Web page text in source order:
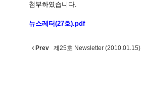
첨부하였습니다.
뉴스레터(27호).pdf
Prev 제25호 Newsletter (2010.01.15)